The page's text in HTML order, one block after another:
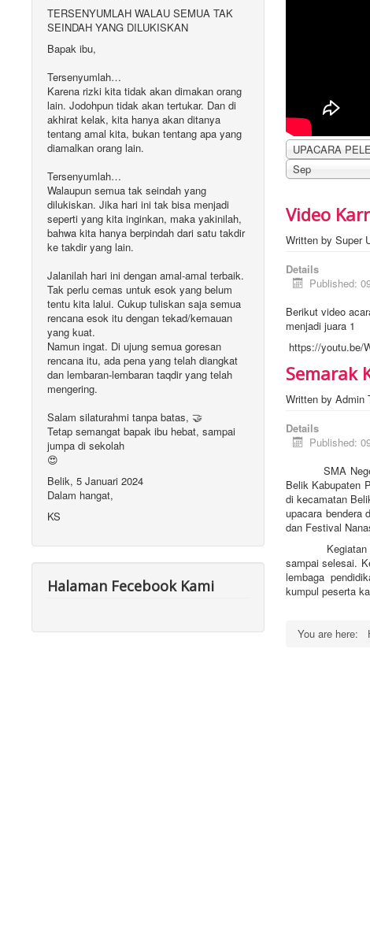
TERSENYUMLAH WALAU SEMUA TAK
SEINDAH YANG DILUKISKAN
Bapak ibu,
Tersenyumlah…
Karena rizki kita tidak akan dimakan orang
lain. Jodohpun tidak akan tertukar. Dan di
akhirat kelak, kita hanya akan ditanya
tentang amal kita, bukan tentang apa yang
diamalkan orang lain.
Tersenyumlah…
Walaupun semua tak seindah yang
dilukiskan. Jika hari ini tak bisa menjadi
seperti yang kita inginkan, maka yakinilah,
bahwa kita hanya berpindah dari satu takdir
ke takdir yang lain.
Jalanilah hari ini dengan amal-amal terbaik.
Tak perlu cemas untuk esok yang belum
tentu kita lalui. Cukup tuliskan saja semua
rencana esok itu dengan tekad/kemauan
yang kuat.
Namun ingat. Di ujung semua goresan
rencana itu, ada pena yang telah diangkat
dan lembaran-lembaran taqdir yang telah
mengering.
Salam silaturahmi tanpa batas, 🤝
Tetap semangat bapak ibu hebat, sampai
jumpa di sekolah
😍
Belik, 5 Januari 2024
Dalam hangat,
KS
Halaman Fecebook Kami
Sep
Video
Written by Super
Details
Published:
Berikut video
menjadi juara 1
https://youtu.be/
Semarak
Written by Admin
Details
Published:
SMA Negeri 1
Belik Kabupaten
di kecamatan
upacara bendera
dan Festival
Kegiatan
sampai selesai.
lembaga
kumpul peserta
You are here: